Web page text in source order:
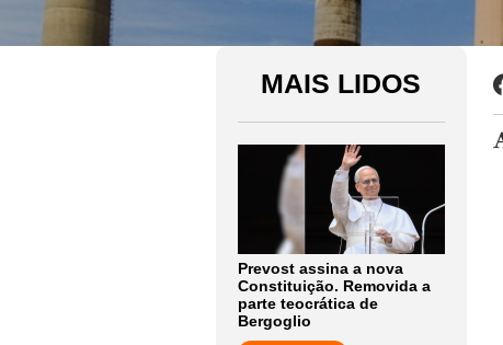
MAIS LIDOS
Prevost assina a nova
Constituição. Removida a
parte teocrática de
Bergoglio